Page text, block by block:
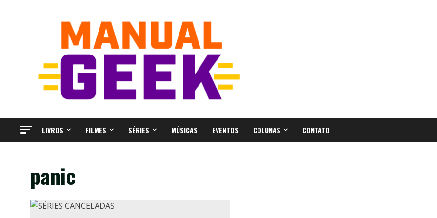
LIVROS FILMES SÉRIES MÚSICAS EVENTOS COLUNAS CONTATO
panic